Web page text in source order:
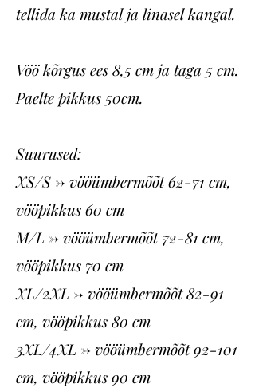
tellida ka mustal ja linasel kangal.
Vöö kõrgus ees 8,5 cm ja taga 5 cm.
Paelte pikkus 50cm.
Suurused:
XS/S -> vööümbermõõt 62-71 cm,
vööpikkus 60 cm
M/L -> vööümbermõõt 72-81 cm,
vööpikkus 70 cm
XL/2XL -> vööümbermõõt 82-91
cm, vööpikkus 80 cm
3XL/4XL -> vööümbermõõt 92-101
cm, vööpikkus 90 cm